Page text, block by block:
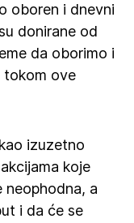
oboren i dnevni
donirane od
da oborimo i
tokom ove
izuzetno
koje
neophodna, a
i da će se